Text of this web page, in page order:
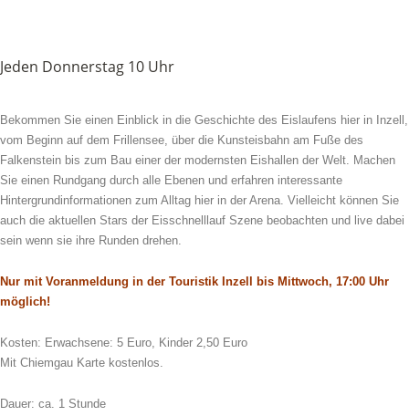
Jeden Donnerstag 10 Uhr
Bekommen Sie einen Einblick in die Geschichte des Eislaufens hier in Inzell,
vom Beginn auf dem Frillensee, über die Kunsteisbahn am Fuße des
Falkenstein bis zum Bau einer der modernsten Eishallen der Welt. Machen
Sie einen Rundgang durch alle Ebenen und erfahren interessante
Hintergrundinformationen zum Alltag hier in der Arena. Vielleicht können Sie
auch die aktuellen Stars der Eisschnelllauf Szene beobachten und live dabei
sein wenn sie ihre Runden drehen.
Nur mit Voranmeldung in der Touristik Inzell bis Mittwoch, 17:00 Uhr
möglich!
Kosten: Erwachsene: 5 Euro, Kinder 2,50 Euro
Mit Chiemgau Karte kostenlos.
Dauer: ca. 1 Stunde